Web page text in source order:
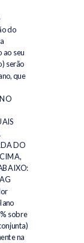
do
ao seu
serão
que
DO
sobre
na